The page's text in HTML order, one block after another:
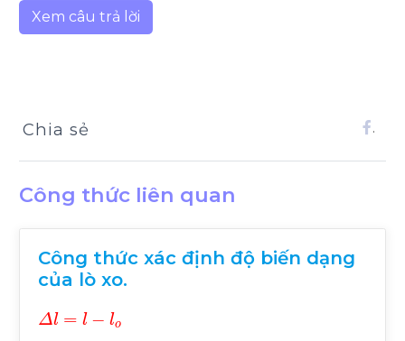
Xem câu trả lời
Chia sẻ .
Công thức liên quan
Công thức xác định độ biến dạng
của lò xo.
Δ = o